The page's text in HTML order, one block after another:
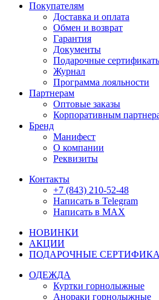
Покупателям
Доставка и оплата
Обмен и возврат
Гарантия
Документы
Подарочные
Журнал
Программа лояльности
Партнерам
Оптовые заказы
Корпоративным
Бренд
Манифест
О компании
Реквизиты
Контакты
+7 (843) 210-52-48
Написать в Telegram
Написать в MAX
НОВИНКИ
АКЦИИ
ПОДАРОЧНЫЕ
ОДЕЖДА
Куртки горнолыжные
Анораки горнолыжные